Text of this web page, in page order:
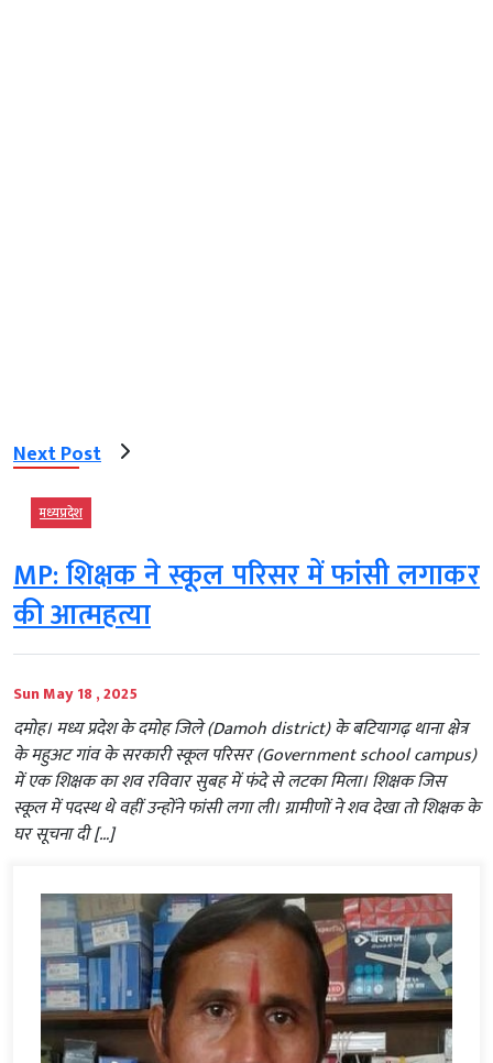
Next Post
मध्‍यप्रदेश
MP: शिक्षक ने स्कूल परिसर में फांसी लगाकर
की आत्महत्या
Sun May 18 , 2025
दमोह। मध्य प्रदेश के दमोह जिले (Damoh district) के बटियागढ़ थाना क्षेत्र
के महुअट गांव के सरकारी स्कूल परिसर (Government school campus)
में एक शिक्षक का शव रविवार सुबह में फंदे से लटका मिला। शिक्षक जिस
स्कूल में पदस्थ थे वहीं उन्होंने फांसी लगा ली। ग्रामीणों ने शव देखा तो शिक्षक के
घर सूचना दी […]